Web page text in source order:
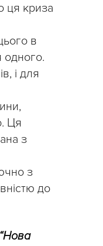
ця криза
в
одного.
і для
Ця
з
з
до